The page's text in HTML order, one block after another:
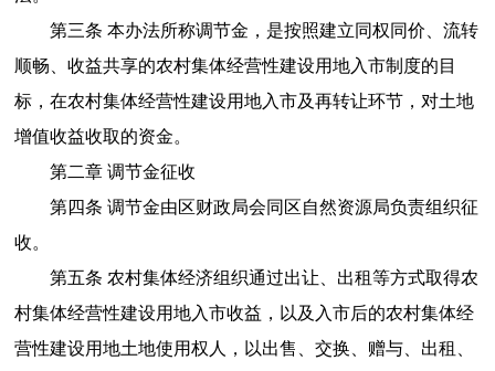
第三条 本办法所称调节金，是按照建立同权同价、流转
顺畅、收益共享的农村集体经营性建设用地入市制度的目
标，在农村集体经营性建设用地入市及再转让环节，对土地
增值收益收取的资金。
第二章 调节金征收
第四条 调节金由区财政局会同区自然资源局负责组织征
收。
第五条 农村集体经济组织通过出让、出租等方式取得农
村集体经营性建设用地入市收益，以及入市后的农村集体经
营性建设用地土地使用权人，以出售、交换、赠与、出租、